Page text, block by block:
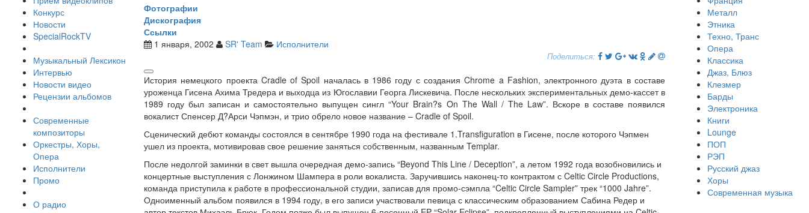
Конкурс
Новости
SpecialRockTV
Музыкальный Лексикон
Интервью
Новости видео
Рецензии альбомов
Современные
композиторы
Оркестры, Хоры,
Опера
Исполнители
Промо
О радио
Фотографии
Дискография
Ссылки
1 января, 2002
SR' Team Исполнители
Поделиться:
История немецкого проекта Cradle of Spoil началась в 1986 году с создания Chrome a Fashion, электронного дуэта в составе
уроженца Гисена Ахима Тредера и выходца из Югославии Георга Лискевича. После нескольких экспериментальных демо-кассет в
1989 году был записан и самостоятельно выпущен сингл “Your Brain?s On The Wall / The Law”. Вскоре в составе появился
вокалист Спенсер Д?Арси Чэпмэн, и трио обрело новое название – Cradle of Spoil.
Сценический дебют команды состоялся в сентябре 1990 года на фестивале 1.Transfiguration в Гисене, после которого Чэпмен
ушел из проекта, мотивировав свое решение заняться собственным, названным Templar.
После недолгой заминки в свет вышла очередная демо-запись “Beyond This Line / Deception”, а летом 1992 года возобновились и
концертные выступления с Лонжином Шампера в роли вокалиста. Заручившись наконец-то контрактом с Celtic Circle Productions,
команда приступила к работе в профессиональной студии, записав для промо-сэмпла “Celtic Circle Sampler” трек “1000 Jahre”.
Одноименный альбом появился в 1994 году, в его записи участвовали певица с классическим образованием Сабина Редер и
Металл
Этника
Техно, Транс
Опера
Классика
Джаз, Блюз
Клезмер
Барды
Электроника
Книги
Lounge
ПОП
РЭП
Русский джаз
Хоры
Современная музыка